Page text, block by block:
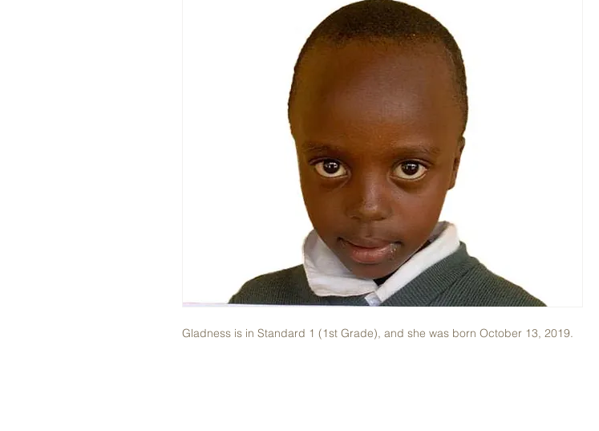
Gladness is in Standard 1 (1st Grade), and she was born October 13, 2019.